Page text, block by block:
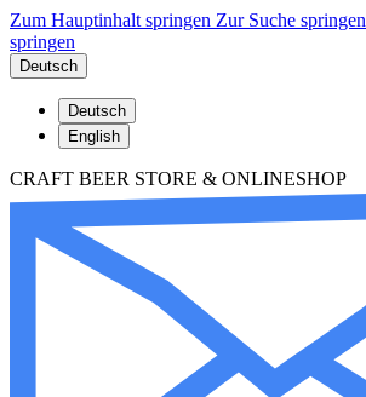
Zum Hauptinhalt springen Zur Suche springen
springen
Deutsch
Deutsch
English
CRAFT BEER STORE & ONLINESHOP